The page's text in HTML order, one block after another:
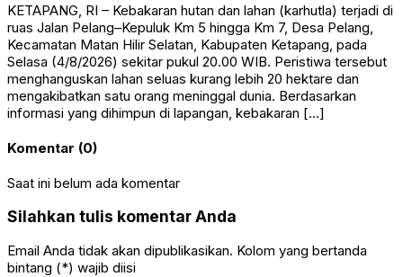
KETAPANG, RI – Kebakaran hutan dan lahan (karhutla) terjadi di
ruas Jalan Pelang–Kepuluk Km 5 hingga Km 7, Desa Pelang,
Kecamatan Matan Hilir Selatan, Kabupaten Ketapang, pada
Selasa (4/8/2026) sekitar pukul 20.00 WIB. Peristiwa tersebut
menghanguskan lahan seluas kurang lebih 20 hektare dan
mengakibatkan satu orang meninggal dunia. Berdasarkan
informasi yang dihimpun di lapangan, kebakaran […]
Komentar (0)
Saat ini belum ada komentar
Silahkan tulis komentar Anda
Email Anda tidak akan dipublikasikan. Kolom yang bertanda
bintang (*) wajib diisi